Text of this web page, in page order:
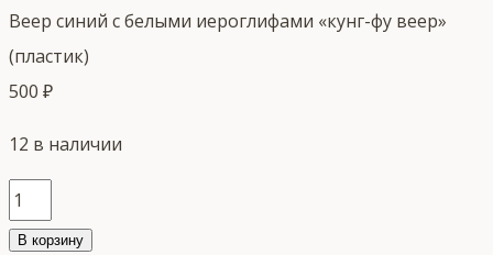
Веер синий с белыми иероглифами «кунг-фу веер»
(пластик)
500 ₽
12 в наличии
Количество
товара
В корзину